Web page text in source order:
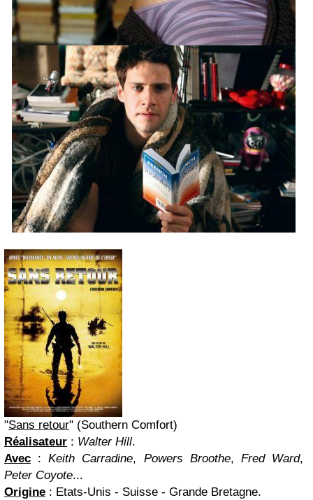
"Sans retour" (Southern Comfort)
Réalisateur : Walter Hill.
Avec :Keith Carradine, Powers Broothe, Fred Ward,
Peter Coyote...
Origine : Etats-Unis - Suisse - Grande Bretagne.